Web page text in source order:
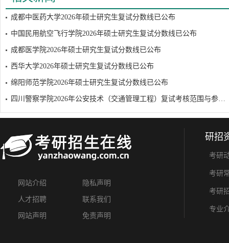
成都中医药大学2026年硕士研究生复试分数线已公布
中国民用航空飞行学院2026年硕士研究生复试分数线已公布
成都医学院2026年硕士研究生复试分数线已公布
西华大学2026年硕士研究生复试分数线已公布
绵阳师范学院2026年硕士研究生复试分数线已公布
四川警察学院2026年公安技术（交通管理工程）复试考核范围与参考书目
网站介绍 隐私声明
人才招聘 联系我们
网站声明 免责声明
研招
考研
考研
考研
专业